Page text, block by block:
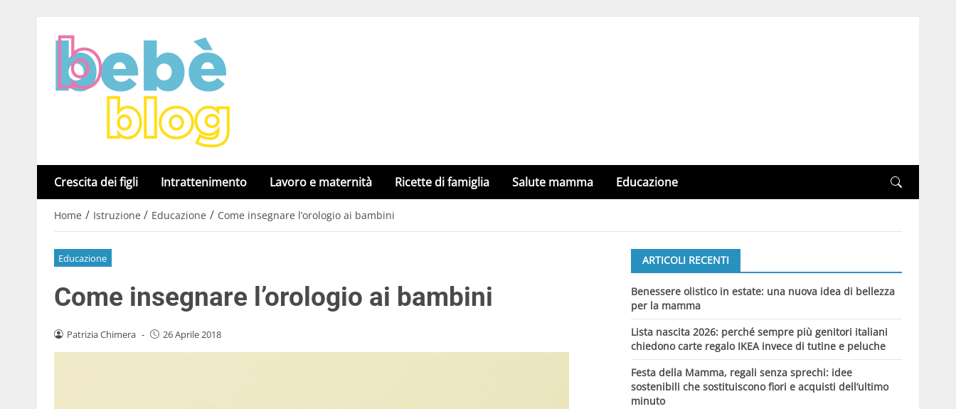
Crescita dei figli Intrattenimento Lavoro e maternità Ricette di famiglia Salute mamma Educazione
Home / Istruzione / Educazione / Come insegnare l’orologio ai bambini
Educazione
Come insegnare l’orologio ai bambini
Patrizia Chimera - 26 Aprile 2018
ARTICOLI RECENTI
Benessere olistico in estate: una nuova idea di bellezza
per la mamma
Lista nascita 2026: perché sempre più genitori italiani
chiedono carte regalo IKEA invece di tutine e peluche
Festa della Mamma, regali senza sprechi: idee
sostenibili che sostituiscono fiori e acquisti dell’ultimo
minuto